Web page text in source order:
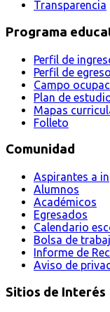
Transparencia
Programa
Perfil de
Perfil de egreso
Campo
Plan de
Mapas
Folleto
Comunidad
Aspirantes a
Alumnos
Académicos
Egresados
Calendario
Bolsa de
Informe de
Aviso de
Sitios de Interés